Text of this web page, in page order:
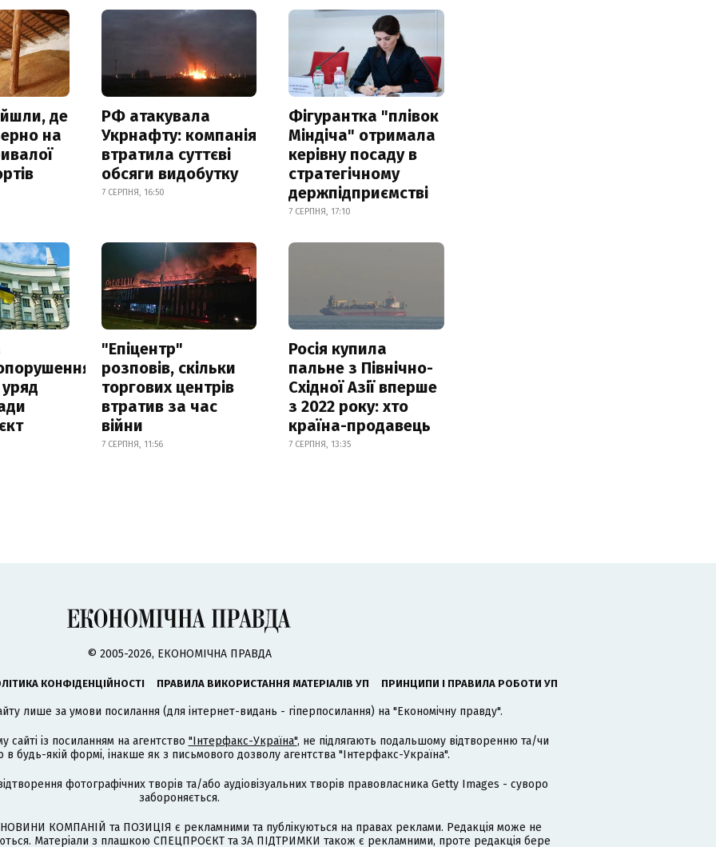
де
на
РФ атакувала
Укрнафту: компанія
втратила суттєві
обсяги видобутку
7 СЕРПНЯ, 16:50
Фігурантка "плівок
Міндіча" отримала
керівну посаду в
стратегічному
держпідприємстві
7 СЕРПНЯ, 17:10
"Епіцентр"
розповів, скільки
торгових центрів
втратив за час
війни
7 СЕРПНЯ, 11:56
Росія купила
пальне з Північно-
Східної Азії вперше
з 2022 року: хто
країна-продавець
7 СЕРПНЯ, 13:35
© 2005-2026, ЕКОНОМІЧНА ПРАВДА
КОНФІДЕНЦІЙНОСТІ ПРАВИЛА ВИКОРИСТАННЯ МАТЕРІАЛІВ УП ПРИНЦИПИ І ПРАВИЛА РОБОТИ УП
лише за умови посилання (для інтернет-видань - гіперпосилання) на "Економічну правду".
сайті із посиланням на агентство "Інтерфакс-Україна", не підлягають подальшому відтворенню та/чи
будь-якій формі, інакше як з письмового дозволу агентства "Інтерфакс-Україна".
фотографічних творів та/або аудіовізуальних творів правовласника Getty Images - суворо
забороняється.
НОВИНИ КОМПАНІЙ та ПОЗИЦІЯ є рекламними та публікуються на правах реклами. Редакція може не
Матеріали з плашкою СПЕЦПРОЄКТ та ЗА ПІДТРИМКИ також є рекламними, проте редакція бере